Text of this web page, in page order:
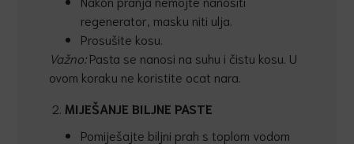
regenerator, masku niti ulja.
Prosušite kosu.
Važno:Pasta se nanosi na suhu i čistu kosu. U
ovom koraku ne koristite ocat nara.
MIJEŠANJE BILJNE PASTE
Pomiješajte biljni prah s toplom vodom